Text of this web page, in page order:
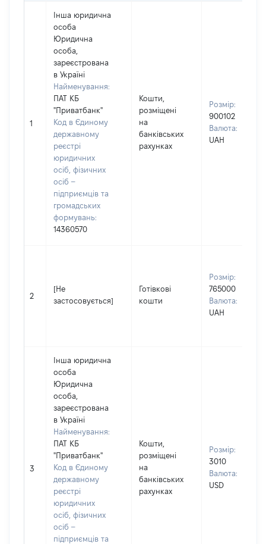
1
Інша юридична
особа
Юридична
особа,
зареєстрована
в Україні
Найменування:
ПАТ КБ
"Приватбанк"
Код в Єдиному
державному
реєстрі
юридичних
осіб, фізичних
осіб –
підприємців та
громадських
формувань:
14360570
Кошти,
розміщені
на
банківських
рахунках
Розмір:
900102
Валюта:
UAH
2
[Не
застосовується]
Готівкові
кошти
Розмір:
765000
Валюта:
UAH
3
Інша юридична
особа
Юридична
особа,
зареєстрована
в Україні
Найменування:
ПАТ КБ
"Приватбанк"
Код в Єдиному
державному
реєстрі
юридичних
осіб, фізичних
осіб –
підприємців та
Кошти,
розміщені
на
банківських
рахунках
Розмір:
3010
Валюта:
USD